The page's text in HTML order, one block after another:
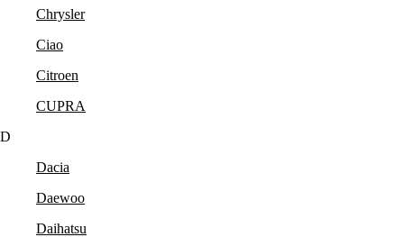
Chrysler
Ciao
Citroen
CUPRA
D
Dacia
Daewoo
Daihatsu